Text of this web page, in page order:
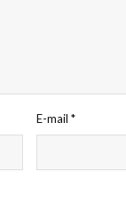
E-mail*